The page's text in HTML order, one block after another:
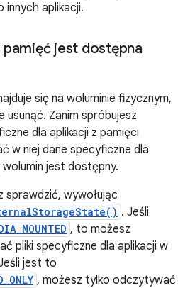
innych aplikacji.
pamięć jest dostępna
się na woluminie fizycznym,
Zanim spróbujesz
dla aplikacji z pamięci
w niej dane specyficzne dla
jest dostępny.
sprawdzić, wywołując
. Jeśli
, to możesz
pliki specyficzne dla aplikacji w
jest to
, możesz tylko odczytywać